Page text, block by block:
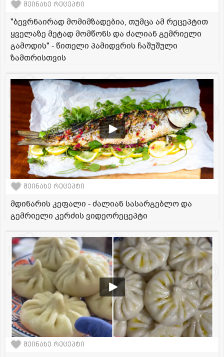
შეინახე რეცეპტი
"ბევრნაირად მომიმზადებია, თუმცა ამ რეცეპტით
ყველაზე მეტად მომწონს და ძალიან გემრიელი
გამოდის" - წითელი პამიდვრის ჩაშუშული
ზამთრისთვის
შეინახე რეცეპტი
მდინარის კეფალი - ძალიან სასარგებლო და
გემრიელი კერძის ვიდეორეცეპტი
შეინახე რეცეპტი